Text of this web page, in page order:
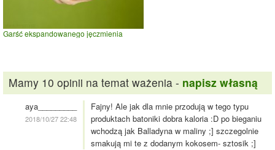
Garść ekspandowanego jęczmienia
Mamy 10 opinii na temat ważenia - napisz własną
aya_________
2018/10/27 22:48
Fajny! Ale jak dla mnie przodują w tego typu
produktach batoniki dobra kaloria :D po bieganiu
wchodzą jak Balladyna w maliny ;] szczegolnie
smakują mi te z dodanym kokosem- sztosik ;]